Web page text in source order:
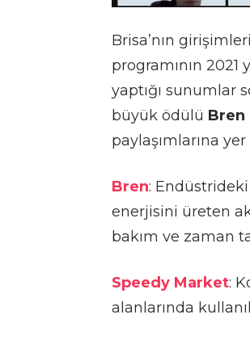
Brisa’nın
programının
yaptığı sunumlar
büyük ödülü Bren
paylaşımlarına
Bren:
enerjisini üreten
bakım ve zaman
Speedy Market:
alanlarında